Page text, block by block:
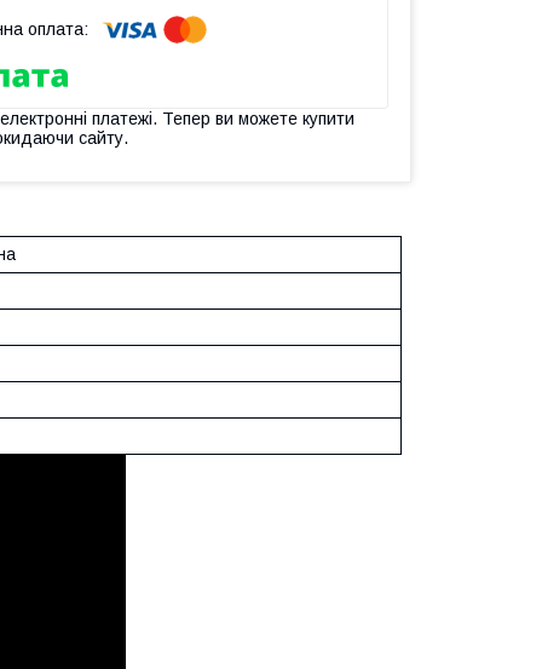
платежі. Тепер ви можете купити
сайту.